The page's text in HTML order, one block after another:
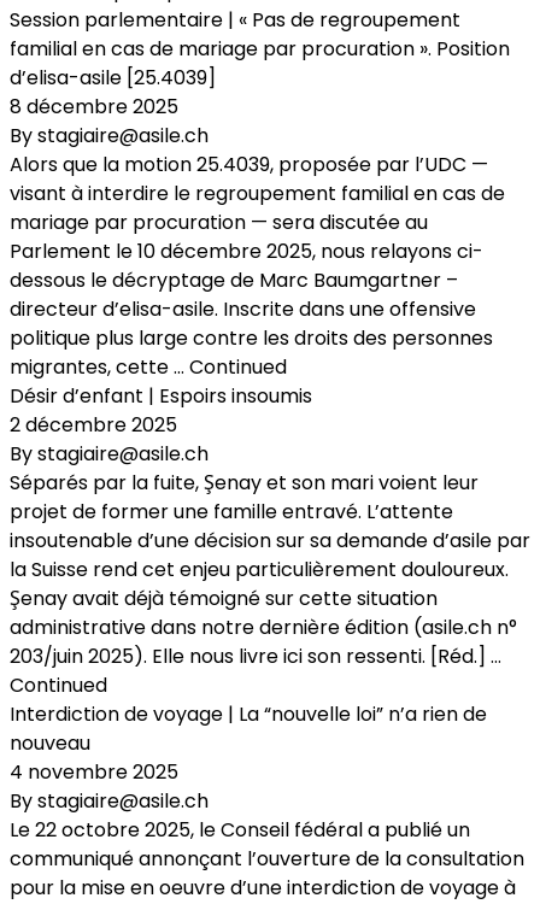
Session parlementaire | « Pas de regroupement
familial en cas de mariage par procuration ». Position
d’elisa-asile [25.4039]
8 décembre 2025
Bystagiaire@asile.ch
Alors que la motion 25.4039, proposée par l’UDC —
visant à interdire le regroupement familial en cas de
mariage par procuration — sera discutée au
Parlement le 10 décembre 2025, nous relayons ci-
dessous le décryptage de Marc Baumgartner –
directeur d’elisa-asile. Inscrite dans une offensive
politique plus large contre les droits des personnes
migrantes, cette … Continued
Désir d’enfant | Espoirs insoumis
2 décembre 2025
Bystagiaire@asile.ch
Séparés par la fuite, Şenay et son mari voient leur
projet de former une famille entravé. L’attente
insoutenable d’une décision sur sa demande d’asile par
la Suisse rend cet enjeu particulièrement douloureux.
Şenay avait déjà témoigné sur cette situation
administrative dans notre dernière édition (asile.ch n°
203/juin 2025). Elle nous livre ici son ressenti. [Réd.] …
Continued
Interdiction de voyage | La “nouvelle loi” n’a rien de
nouveau
4 novembre 2025
Bystagiaire@asile.ch
Le 22 octobre 2025, le Conseil fédéral a publié un
communiqué annonçant l’ouverture de la consultation
pour la mise en oeuvre d’une interdiction de voyage à